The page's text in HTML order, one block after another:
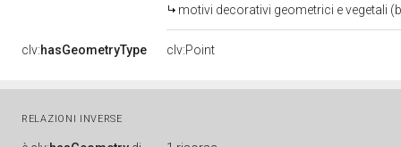
motivi decorativi geometrici e vegetali
clv:hasGeometryType clv:Point
RELAZIONI INVERSE